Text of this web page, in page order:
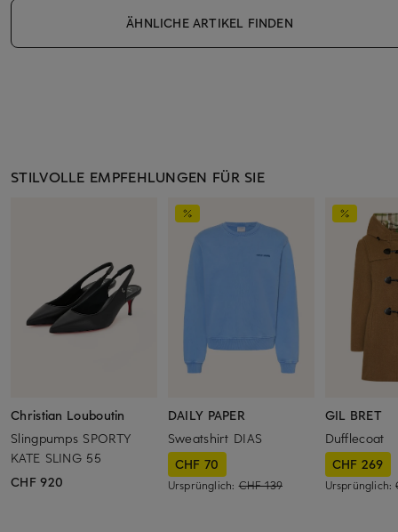
ÄHNLICHE ARTIKEL FINDEN
STILVOLLE EMPFEHLUNGEN FÜR SIE
Christian Louboutin
Slingpumps SPORTY
KATE SLING 55
CHF 920
DAILY PAPER
Sweatshirt DIAS
CHF 70
Ursprünglich:CHF 139
GIL BRET
Dufflecoat
CHF 269
Ursprünglich: